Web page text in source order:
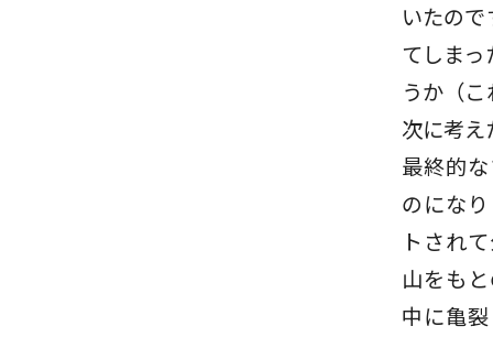
いたの
てしま
うか（
次に考え
最終的
のにな
トされ
山をも
中に亀